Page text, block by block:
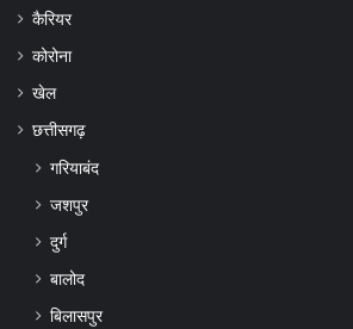
कैरियर
कोरोना
खेल
छत्तीसगढ़
गरियाबंद
जशपुर
दुर्ग
बालोद
बिलासपुर